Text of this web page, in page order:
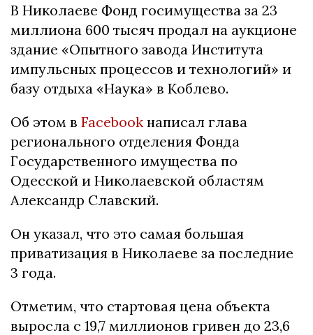
В Николаеве Фонд госимущества за 23
миллиона 600 тысяч продал на аукционе
здание «Опытного завода Института
импульсных процессов и технологий» и
базу отдыха «Наука» в Коблево.
Об этом в Facebook написал глава
регионального отделения Фонда
Государственного имущества по
Одесской и Николаевской областям
Александр Славский.
Он указал, что это самая большая
приватизация в Николаеве за последние
3 года.
Отметим, что стартовая цена объекта
выросла с 19,7 миллионов гривен до 23,6